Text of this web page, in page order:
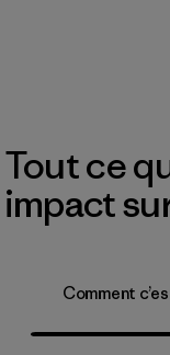
Tout ce
impact
Comment